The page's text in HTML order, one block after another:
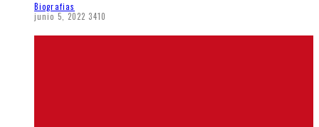
Biografias
junio 5, 2022 3410